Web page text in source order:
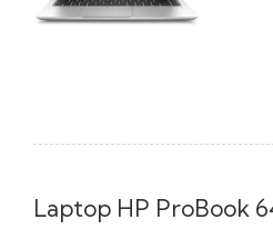
Laptop HP ProBook